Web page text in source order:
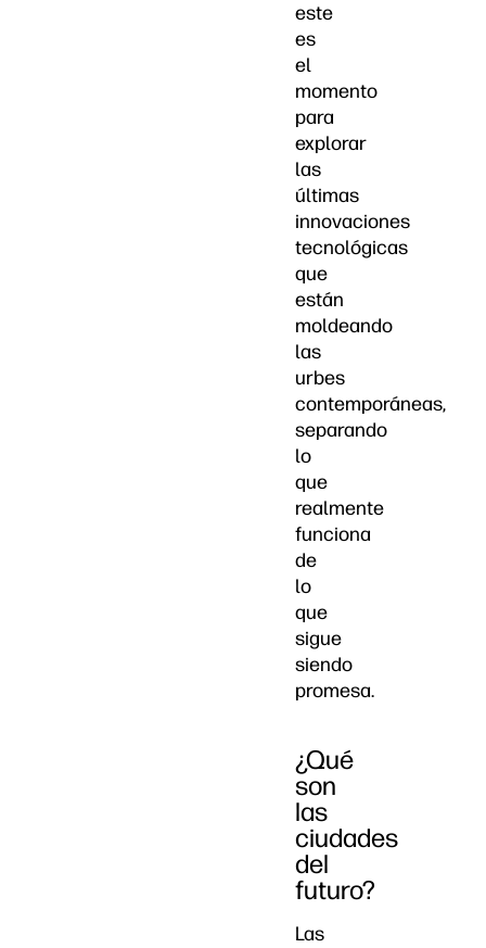
este
es
el
momento
para
explorar
las
últimas
innovaciones
tecnológicas
que
están
moldeando
las
urbes
contemporáneas,
separando
lo
que
realmente
funciona
de
lo
que
sigue
siendo
promesa.
¿Qué
son
las
ciudades
del
futuro?
Las